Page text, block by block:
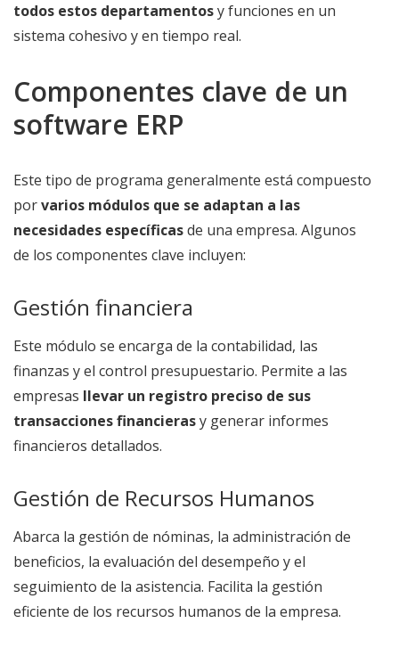
todos estos departamentosy funciones en un
sistema cohesivo y en tiempo real.
Componentes clave de un
software ERP
Este tipo de programa generalmente está compuesto
porvarios módulos que se adaptan a las
necesidades específicasde una empresa. Algunos
de los componentes clave incluyen:
Gestión financiera
Este módulo se encarga de la contabilidad, las
finanzas y el control presupuestario. Permite a las
empresas llevar un registro preciso de sus
transacciones financierasy generar informes
financieros detallados.
Gestión de Recursos Humanos
Abarca la gestión de nóminas, la administración de
beneficios, la evaluación del desempeño y el
seguimiento de la asistencia. Facilita la gestión
eficiente de los recursos humanos de la empresa.